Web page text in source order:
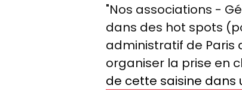
"Nos associations -
dans des hot spots
administratif de Paris
organiser la prise en
de cette saisine dans